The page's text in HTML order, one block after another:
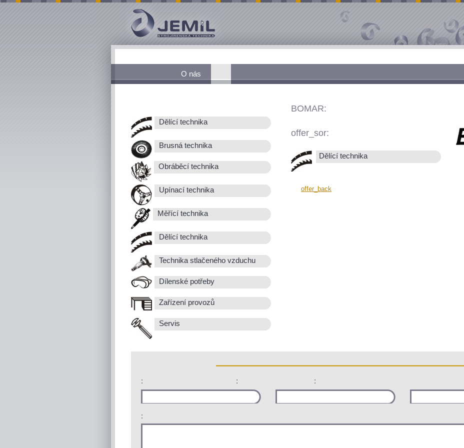
O nás
Dělící technika
Brusná technika
Obráběcí technika
Upínací technika
Měřící technika
Dělící technika
Technika stlačeného vzduchu
Dílenské potřeby
Zařízení provozů
Servis
BOMAR:
offer_sor:
Dělící technika
offer_back
: : :
: